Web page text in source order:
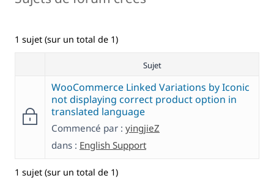
1 sujet (sur un total de 1)
Sujet
WooCommerce Linked Variations by Iconic
not displaying correct product option in
translated language
Commencé par : yingjieZ
dans : English Support
1 sujet (sur un total de 1)